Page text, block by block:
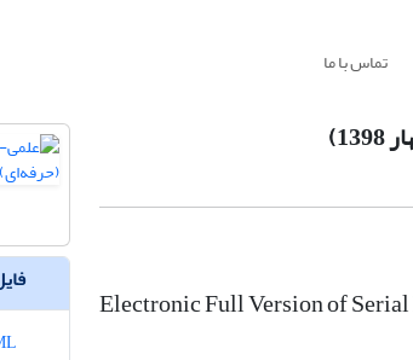
تماس با ما
Electronic Full Version of